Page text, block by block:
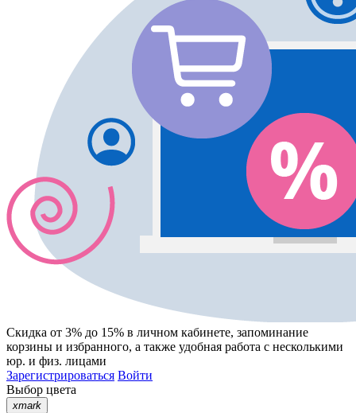
Скидка от 3% до 15% в личном кабинете, запоминание
корзины и избранного, а также удобная работа с несколькими
юр. и физ. лицами
Зарегистрироваться Войти
Выбор цвета
xmark